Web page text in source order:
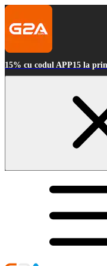
15% cu codul APP15 la